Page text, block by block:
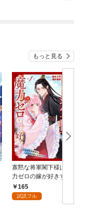
もっと見る
寡黙な将軍閣下様は魔
力ゼロの嫁が好きすぎ
る～なぜか旦那様の心
の声が聞こえます！？
～［1話売り］ story0
165
試読フル